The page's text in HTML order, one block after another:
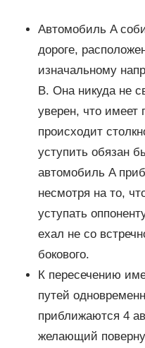
Автомобиль A
дороге,
изначальному
B. Она никуда не
уверен, что имеет
происходит
уступить обязан
автомобиль A
несмотря на то,
уступать
ехал не со
бокового.
К пересечению
путей
приближаются 4
желающий